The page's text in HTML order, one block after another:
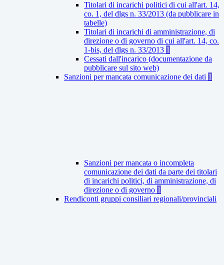
Titolari di incarichi politici di cui all'art. 14,
co. 1, del dlgs n. 33/2013 (da pubblicare in
tabelle)
Titolari di incarichi di amministrazione, di
direzione o di governo di cui all'art. 14, co.
1-bis, del dlgs n. 33/2013 1
Cessati dall'incarico (documentazione da
pubblicare sul sito web)
Sanzioni per mancata comunicazione dei dati 1
Sanzioni per mancata o incompleta
comunicazione dei dati da parte dei titolari
di incarichi politici, di amministrazione, di
direzione o di governo 1
Rendiconti gruppi consiliari regionali/provinciali